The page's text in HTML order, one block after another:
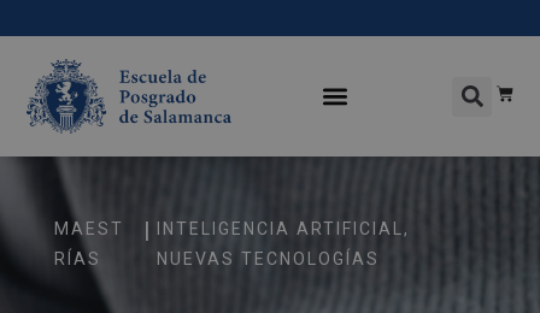
MAEST
RÍAS
| INTELIGENCIA ARTIFICIAL ,
NUEVAS TECNOLOGÍAS